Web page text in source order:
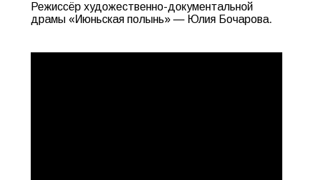
Режиссёр художественно-документальной
драмы «Июньская полынь» — Юлия Бочарова.